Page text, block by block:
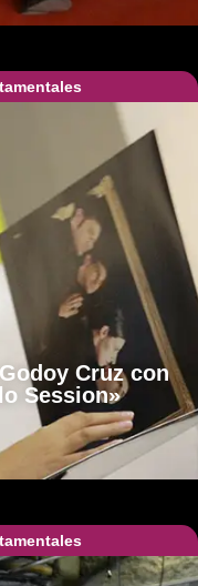
Cruz con
Session»